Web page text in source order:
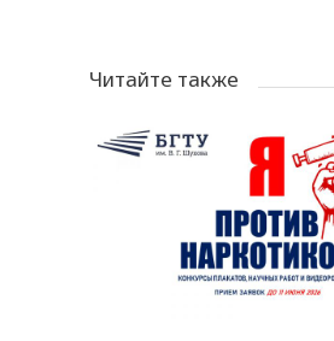
Читайте также